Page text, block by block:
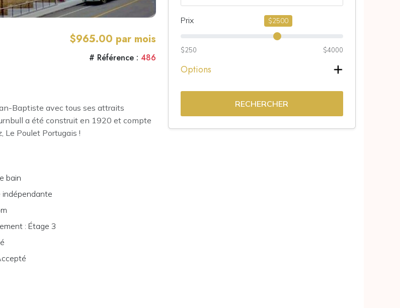
$965.00 par mois
# Référence : 486
Baptiste avec tous ses attraits
a été construit en 1920 et compte
Le Poulet Portugais !
bain
indépendante
: Étage 3
Prix $2500
$250 $4000
Options
RECHERCHER